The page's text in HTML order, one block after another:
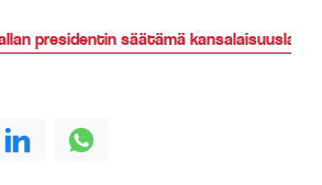
presidentin säätämä kansalaisuuslaki.